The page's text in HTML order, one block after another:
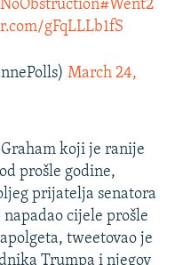
#Went2
gFqLLLb1fS
March 24,
koji je ranije
prošle godine,
prijatelja senatora
cijele prošle
tweetovao je
Trumpa i njegov